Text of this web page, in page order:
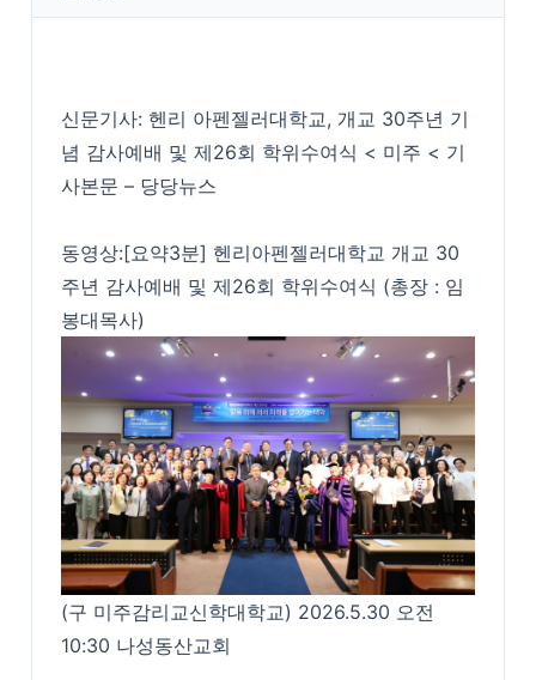
신문기사: 헨리 아펜젤러대학교, 개교 30주년 기
념 감사예배 및 제26회 학위수여식 < 미주 < 기
사본문 – 당당뉴스
동영상:[요약3분] 헨리아펜젤러대학교 개교 30
주년 감사예배 및 제26회 학위수여식 (총장 : 임
봉대목사)
(구 미주감리교신학대학교) 2026.5.30 오전
10:30 나성동산교회